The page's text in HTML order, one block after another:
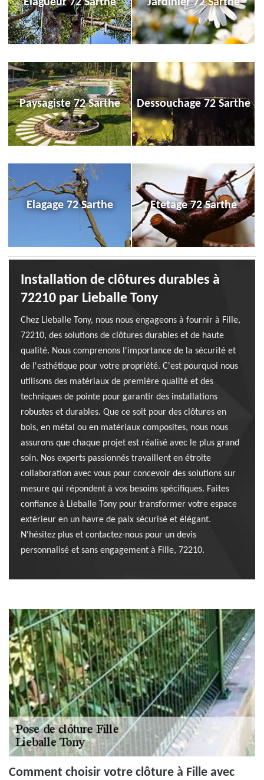
Elagueur 72 Sarthe Jardinier 72 Sarthe
Paysagiste 72 Sarthe Dessouchage 72 Sarthe
Elagage 72 Sarthe Etetage 72 Sarthe
Installation de clôtures durables à
72210 par Lieballe Tony
Chez Lieballe Tony, nous nous engageons à fournir à Fille,
72210, des solutions de clôtures durables et de haute
qualité. Nous comprenons l'importance de la sécurité et
de l'esthétique pour votre propriété. C'est pourquoi nous
utilisons des matériaux de première qualité et des
techniques de pointe pour garantir des installations
robustes et durables. Que ce soit pour des clôtures en
bois, en métal ou en matériaux composites, nous nous
assurons que chaque projet est réalisé avec le plus grand
soin. Nos experts passionnés travaillent en étroite
collaboration avec vous pour concevoir des solutions sur
mesure qui répondent à vos besoins spécifiques. Faites
confiance à Lieballe Tony pour transformer votre espace
extérieur en un havre de paix sécurisé et élégant.
N'hésitez plus et contactez-nous pour un devis
personnalisé et sans engagement à Fille, 72210.
Comment choisir votre clôture à Fille avec